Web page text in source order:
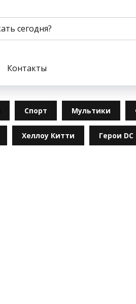
Контакты
Спорт Мультики
Хеллоу Китти Герои DC